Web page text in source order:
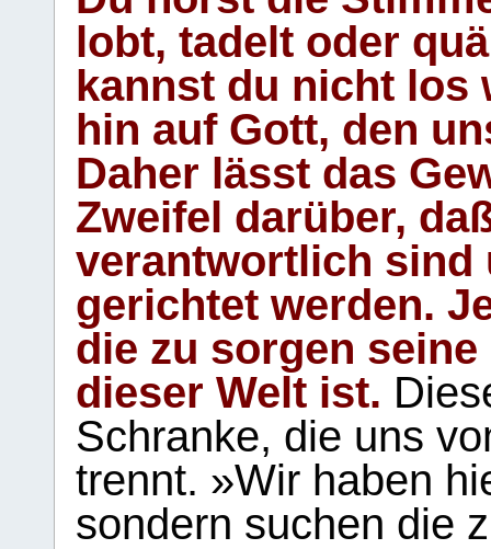
lobt, tadelt oder
kannst du nicht los
hin auf Gott, den
Daher lässt das
Zweifel darüber,
verantwortlich sind
gerichtet werden.
die zu sorgen
dieser Welt ist.
Schranke, die uns
trennt. »Wir haben
sondern suchen die